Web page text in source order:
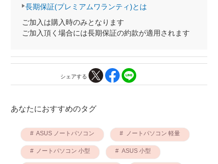
長期保証(プレミアムワランティ)とは
ご加入は購入時のみとなります
ご加入頂く場合には長期保証の約款が適用されます
シェアする
あなたにおすすめのタグ
ASUS ノートパソコン ノートパソコン 軽量
ノートパソコン 小型 ASUS 小型